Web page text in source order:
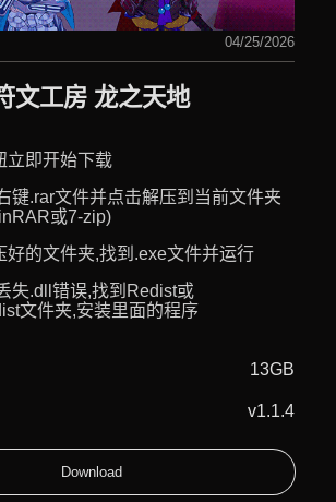
04/25/2026
文工房 龙之天地
立即开始下载
键.rar文件并点击解压到当前文件夹
或7-zip)
好的文件夹,找到.exe文件并运行
失.dll错误,找到Redist或
文件夹,安装里面的程序
13GB
v1.1.4
Download